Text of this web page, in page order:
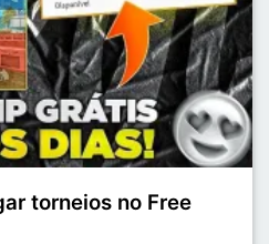
torneios no Free